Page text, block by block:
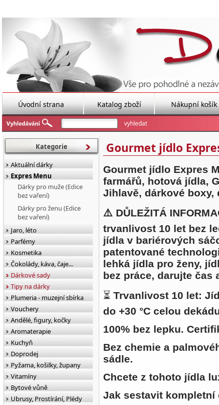
Úvodní strana Katalog zboží Nákupní košík
Gourmet jídlo
Gourmet jídlo Expres
farmářů, hotová jídla,
Jihlavě, dárkové
⚠️ DŮLEŽITÁ
trvanlivost 10 let bez
jídla v bariérových
patentované
lehká jídla pro ženy,
bez práce, darujte čas
⏳ Trvanlivost 10 let:
do +30 °C celou
100% bez lepku.
Bez chemie a
sádle.
Chcete z tohoto jídla
Jak sestavit kompletní
Kategorie
Aktuální dárky
Expres Menu
Dárky pro muže (Edice
bez vaření)
Dárky pro ženu (Edice
bez vaření)
Jaro, léto
Parfémy
Kosmetika
Čokolády, káva, čaje...
Dárkové sady
Tipy na dárky
Plumeria - muzejní sbírka
Vouchery
Andělé, figury, kočky
Aromaterapie
Kuchyň
Doprodej
Pyžama, košilky, župany
Vitamíny
Bytové vůně
Ubrusy, Prostírání, Plédy